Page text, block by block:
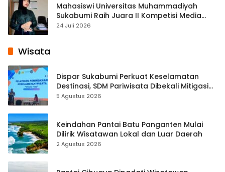
Mahasiswi Universitas Muhammadiyah
Sukabumi Raih Juara II Kompetisi Media
Pembelajaran Digital Tingkat Internasional
24 Juli 2026
Wisata
Dispar Sukabumi Perkuat Keselamatan
Destinasi, SDM Pariwisata Dibekali Mitigasi
hingga Teknik Evakuasi
5 Agustus 2026
Keindahan Pantai Batu Panganten Mulai
Dilirik Wisatawan Lokal dan Luar Daerah
2 Agustus 2026